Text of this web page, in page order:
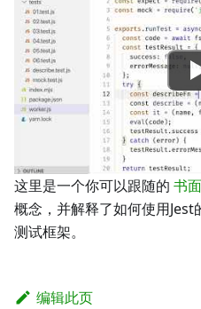
这里是一个你可以跟随的 书
概念，并解释了如何使用
测试框架。
编辑此页